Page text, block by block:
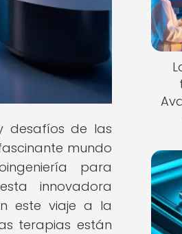
desafíos de las
mundo
para
innovadora
este viaje a la
terapias están